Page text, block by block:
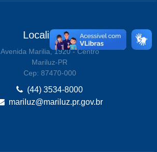
Localização
Avenida Marilia, 1920 - Centro
Mariluz-PR
Cep: 87470-000
(44) 3534-8000
mariluz@mariluz.pr.gov.br